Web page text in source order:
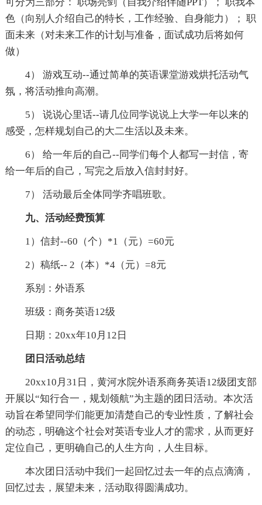
可分为三部分： 职场亮剑（自我介绍伴随PPT）； 职我本
色（向别人介绍自己的特长，工作经验、自身能力）； 职
面未来（对未来工作的计划与准备，面试成功后将如何
做）
4） 游戏互动--通过简单的英语课堂游戏烘托活动气
氛，将活动推向高潮。
5） 说说心里话--请几位同学说说上大学一年以来的
感受，怎样规划自己的大二生活以及未来。
6） 给一年后的自己--同学们每个人都写一封信，寄
给一年后的自己，写完之后放入信封封好。
7） 活动最后全体同学齐唱班歌。
九、活动经费预算
1）信封--60（个）*1（元）=60元
2）稿纸-- 2（本）*4（元）=8元
系别：外语系
班级：商务英语12级
日期：20xx年10月12日
团日活动总结
20xx10月31日，黄河水院外语系商务英语12级团支部
开展以“知行合一，规划领航”为主题的团日活动。本次活
动旨在希望同学们能更加清楚自己的专业性质，了解社会
的动态，明确这个社会对英语专业人才的需求，从而更好
定位自己，更明确自己的人生方向，人生目标。
本次团日活动中我们一起回忆过去一年的点点滴滴，
回忆过去，展望未来，活动取得圆满成功。